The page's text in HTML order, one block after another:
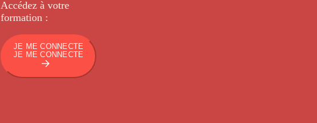
Accédez à votre
formation :
JE ME CONNECTE
JE ME CONNECTE